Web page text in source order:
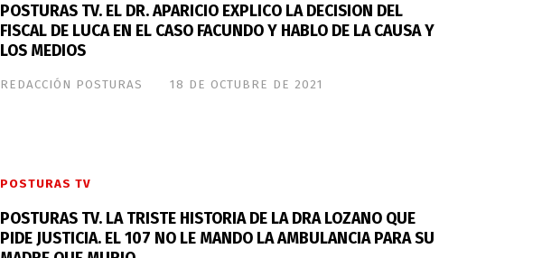
POSTURAS TV. EL DR. APARICIO EXPLICO LA DECISION DEL
FISCAL DE LUCA EN EL CASO FACUNDO Y HABLO DE LA CAUSA Y
LOS MEDIOS
REDACCIÓN POSTURAS 18 DE OCTUBRE DE 2021
POSTURAS TV. LA TRISTE HISTORIA DE LA DRA LOZANO QUE
PIDE JUSTICIA. EL 107 NO LE MANDO LA AMBULANCIA PARA SU
POSTURAS TV